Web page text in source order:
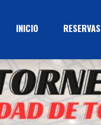
INICIO RESERVAS